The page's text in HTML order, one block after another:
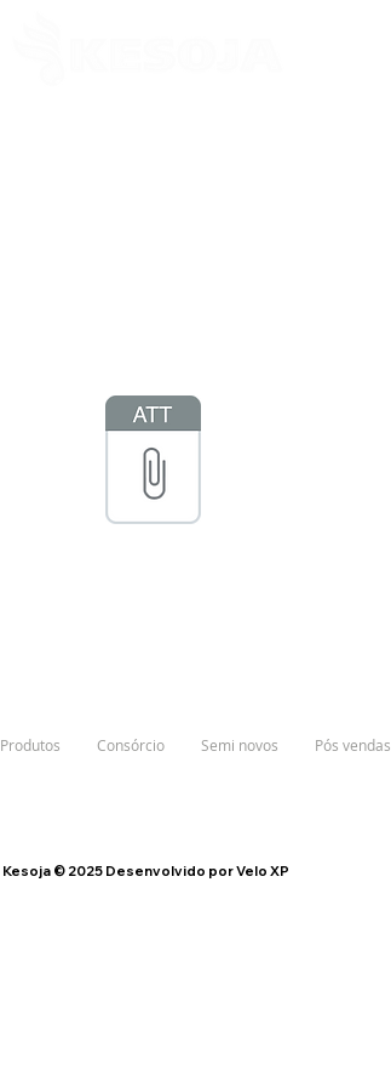
Produtos Consórcio Semi novos Pós vendas
Kesoja © 2025 Desenvolvido por Velo XP